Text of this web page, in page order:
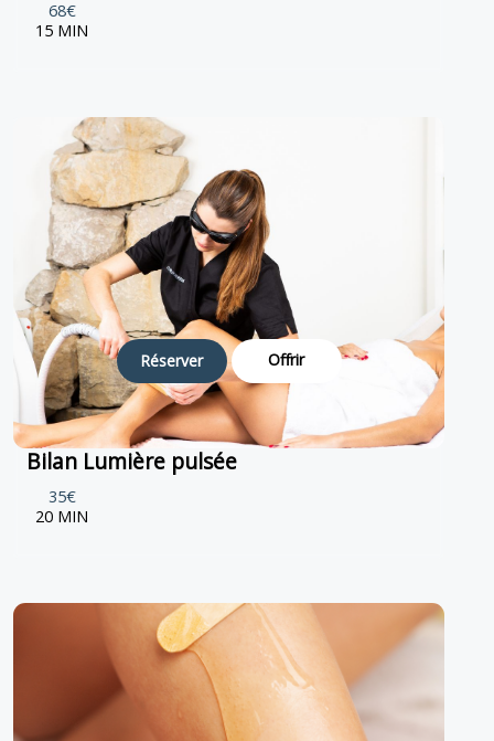
68€
15 MIN
Réserver Offrir
Bilan Lumière pulsée
35€
20 MIN